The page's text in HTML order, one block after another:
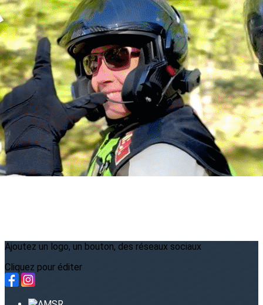
Menu
<
>
2026
2025
2024
2023
?>
Images de la page d'accueil
Cliquez pour éditer
Ajoutez un logo, un bouton, des réseaux sociaux
Cliquez pour éditer